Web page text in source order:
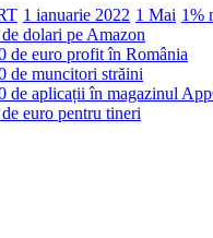
1 ianuarie 2022 1 Mai 1%
dolari pe Amazon
de euro profit în România
de muncitori străini
de aplicații în magazinul
euro pentru tineri